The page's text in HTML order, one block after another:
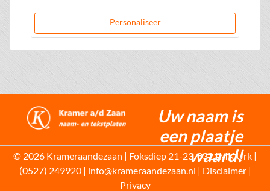
Personaliseer
Uw naam is
een plaatje
waard!
© 2026 Krameraandezaan | Foksdiep 21-23, 8321MK Urk |
(0527) 249920 | info@krameraandezaan.nl | Disclaimer|
Privacy